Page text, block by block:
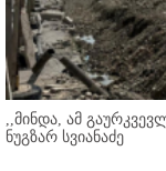
,,მინდა, ამ
ნუგზარ სვიანაძე